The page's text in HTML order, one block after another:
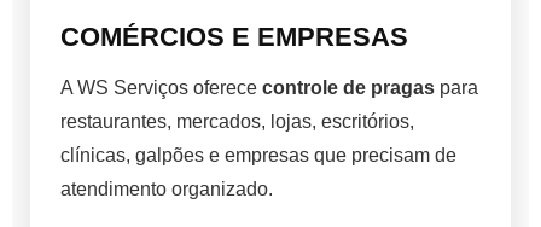
COMÉRCIOS E EMPRESAS
A WS Serviços oferece controle de pragas para
restaurantes, mercados, lojas, escritórios,
clínicas, galpões e empresas que precisam de
atendimento organizado.